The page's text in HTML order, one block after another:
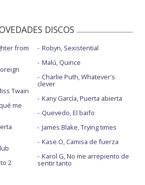
DISCOS
from
Twain
me
2
Robyn, Sexistential
Malú, Quince
Charlie Puth, Whatever's
clever
Kany García, Puerta abierta
Quevedo, El baifo
James Blake, Trying times
Kase.O, Camisa de fuerza
Karol G, No me arrepiento de
sentir tanto